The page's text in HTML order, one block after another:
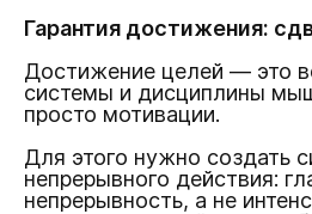
Гарантия достижения:
Достижение целей — это
системы и дисциплины
просто мотивации.
Для этого нужно создать
непрерывного действия:
непрерывность, а не